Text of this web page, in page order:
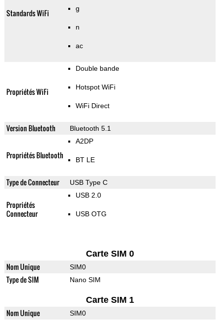
Standards WiFi g
n
ac
Propriétés WiFi
Double bande
Hotspot WiFi
WiFi Direct
Version Bluetooth Bluetooth 5.1
Propriétés Bluetooth
A2DP
BT LE
Type de Connecteur USB Type C
Propriétés
Connecteur
USB 2.0
USB OTG
Carte SIM 0
Nom Unique SIM0
Type de SIM Nano SIM
Carte SIM 1
Nom Unique SIM0